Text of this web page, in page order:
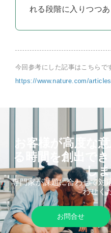
れる段階に入りつつあ
今回参考にした記事はこちらで
https://www.nature.com/
お客様が高度な
る時間を創出で
し
専門家が課題に合わせて対
わせく
お問合せ